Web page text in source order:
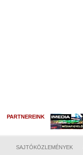
PARTNEREINK
SAJTÓKÖZLEMÉNYEK